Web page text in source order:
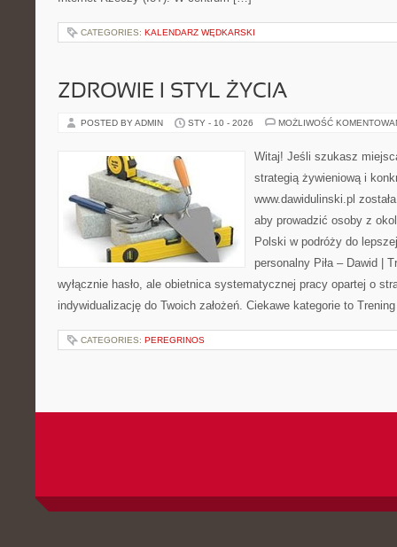
CATEGORIES: KALENDARZ WĘDKARSKI
ZDROWIE I STYL ŻYCIA
POSTED BY ADMIN STY - 10 - 2026 MOŻLIWOŚĆ
Witaj! Jeśli szukasz
strategią żywieniową i
www.dawidulinski.pl
aby prowadzić osoby z
Polski w podróży do
personalny Piła – Dawid |
wyłącznie hasło, ale obietnica systematycznej pracy opartej o
indywidualizację do Twoich założeń. Ciekawe kategorie to
CATEGORIES: PEREGRINOS